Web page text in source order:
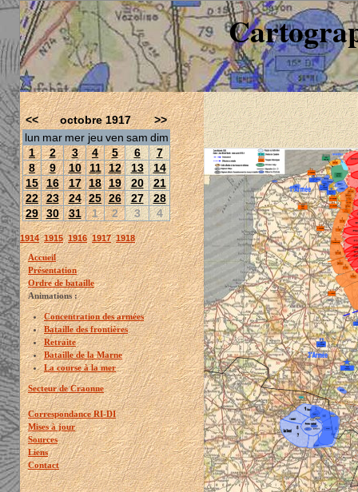
<< octobre 1917
>>
lun mar mer jeu ven sam dim
1
2 3 4 5 6
7
8
9 10 11 12 13
14
15 16 17 18 19 20
21
22 23 24 25 26 27
28
29 30 31 1 2 3 4
1914 1915 1916 1917 1918
Accueil
Présentation
Ordre de bataille
Animations :
Concentration des armées
Bataille des frontières
Retraite
Bataille de la Marne
La course à la mer
Secteur de Craonne
Correspondance RI-DI
Mises à jour
Sources
Liens
Contact